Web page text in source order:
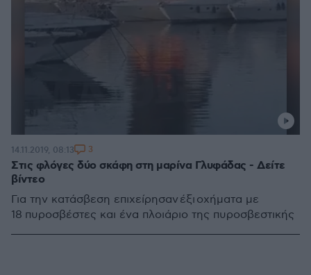
Στις φλόγες δύο σκάφη στη μαρίνα Γλυφάδας - Δείτε
βίντεο
Για την κατάσβεση επιχείρησαν έξι οχήματα με
18 πυροσβέστες και ένα πλοιάριο της πυροσβεστικής
14.11.2019, 08:13 3